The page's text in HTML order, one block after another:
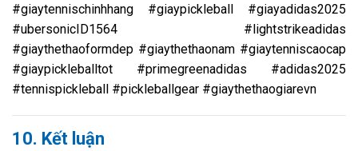
#giaytennischinhhang #giaypickleball #giayadidas2025
#ubersonicID1564 #lightstrikeadidas
#giaythethaoformdep #giaythethaonam #giaytenniscaocap
#giaypickleballtot #primegreenadidas #adidas2025
#tennispickleball #pickleballgear #giaythethaogiarevn
10. Kết luận